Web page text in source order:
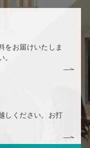
をお届けいたしま
しください。お打